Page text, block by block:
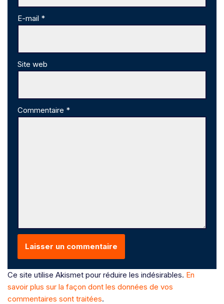
E-mail *
Site web
Commentaire *
Ce site utilise Akismet pour réduire les indésirables. En
savoir plus sur la façon dont les données de vos
commentaires sont traitées.